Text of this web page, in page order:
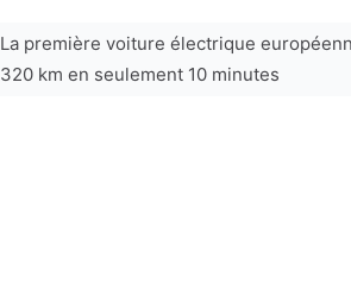
La première voiture électrique
320 km en seulement 10 minutes